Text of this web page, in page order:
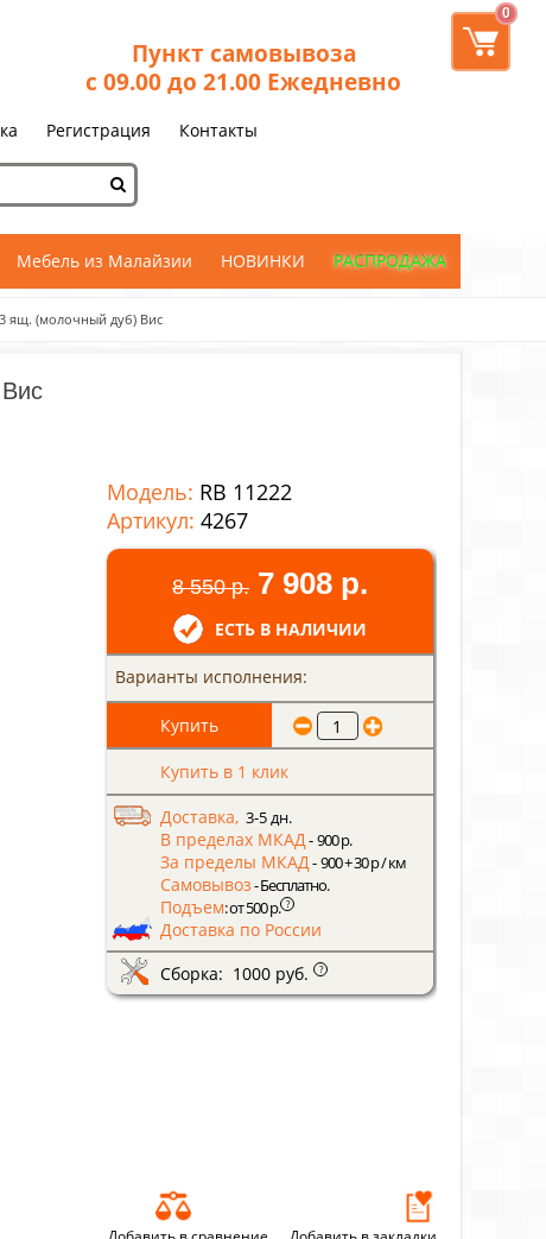
0
Пункт самовывоза
с 09.00 до 21.00 Ежедневно
Регистрация Контакты
Мебель из Малайзии НОВИНКИ РАСПРОДАЖА
ящ. (молочный дуб) Вис
Модель: RB 11222
Артикул: 4267
8 550 р. 7 908 р.
ЕСТЬ В НАЛИЧИИ
Варианты исполнения:
Купить в 1 клик
Доставка, 3-5 дн.
В пределах МКАД- 900 р.
За пределы МКАД- 900 + 30 р / км
Самовывоз- Бесплатно.
Подъем: от 500 р. ?
Доставка по России
Сборка: 1000 руб.
?